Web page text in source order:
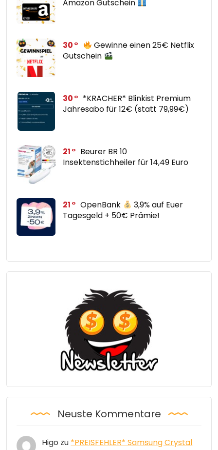
Amazon Gutschein
30
Gewinne einen 25€ Netflix
Gutschein
30
*KRACHER* Blinkist Premium
Jahresabo für 12€ (statt 79,99€)
21
Beurer BR 10
Insektenstichheiler für 14,49 Euro
21 OpenBank
3,9% auf Euer
Tagesgeld + 50€ Prämie!
Neuste Kommentare
Higo zu *PREISFEHLER* Samsung Crystal